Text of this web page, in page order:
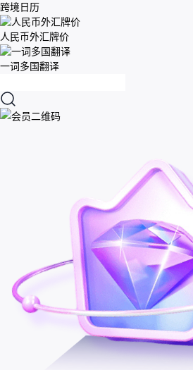
跨境日历
人民币外汇牌价
一词多国翻译